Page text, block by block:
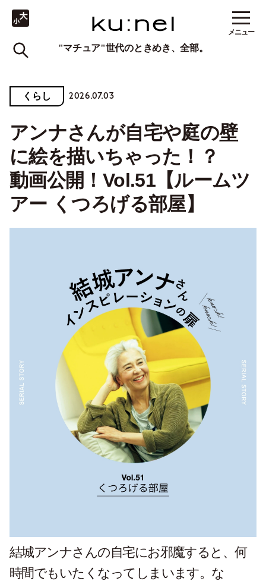
"マチュア"世代のときめき、全部。
メニュー
くらし 2026.07.03
アンナさんが自宅や庭の壁
に絵を描いちゃった！？
動画公開！Vol.51【ルームツ
アー くつろげる部屋】
結城アンナさんの自宅にお邪魔すると、何
時間でもいたくなってしまいます。な